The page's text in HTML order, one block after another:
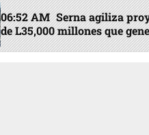
06:52 AM Serna agiliza
de L35,000 millones que